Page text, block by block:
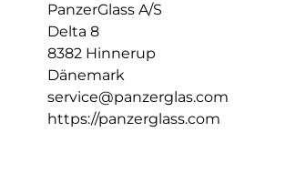
PanzerGlass A/S
Delta 8
8382 Hinnerup
Dänemark
service@panzerglas.com
https://panzerglass.com